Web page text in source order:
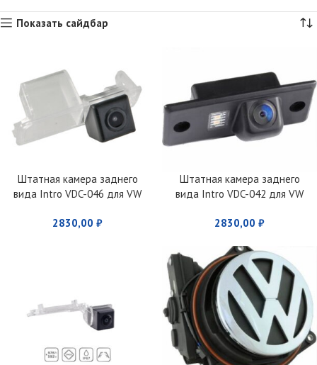
Показать сайдбар
Штатная камера заднего
вида Intro VDC-046 для VW
sedan, Passat CC
2830,00 ₽
Штатная камера заднего
вида Intro VDC-042 для VW
2830,00 ₽